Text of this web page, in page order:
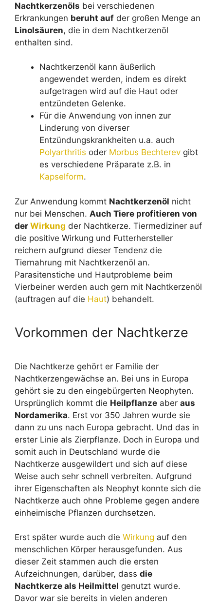
Nachtkerzenöls bei verschiedenen
Erkrankungen beruht auf der großen Menge an
Linolsäuren, die in dem Nachtkerzenöl
enthalten sind.
Nachtkerzenöl kann äußerlich
angewendet werden, indem es direkt
aufgetragen wird auf die Haut oder
entzündeten Gelenke.
Für die Anwendung von innen zur
Linderung von diverser
Entzündungskrankheiten u.a. auch
Polyarthritis oder Morbus Bechterev gibt
es verschiedene Präparate z.B. in
Kapselform.
Zur Anwendung kommt Nachtkerzenöl nicht
nur bei Menschen. Auch Tiere profitieren von
der Wirkung der Nachtkerze. Tiermediziner auf
die positive Wirkung und Futterhersteller
reichern aufgrund dieser Tendenz die
Tiernahrung mit Nachtkerzenöl an.
Parasitenstiche und Hautprobleme beim
Vierbeiner werden auch gern mit Nachtkerzenöl
(auftragen auf die Haut) behandelt.
Vorkommen der Nachtkerze
Die Nachtkerze gehört er Familie der
Nachtkerzengewächse an. Bei uns in Europa
gehört sie zu den eingebürgerten Neophyten.
Ursprünglich kommt die Heilpflanze aber aus
Nordamerika. Erst vor 350 Jahren wurde sie
dann zu uns nach Europa gebracht. Und das in
erster Linie als Zierpflanze. Doch in Europa und
somit auch in Deutschland wurde die
Nachtkerze ausgewildert und sich auf diese
Weise auch sehr schnell verbreiten. Aufgrund
ihrer Eigenschaften als Neophyt konnte sich die
Nachtkerze auch ohne Probleme gegen andere
einheimische Pflanzen durchsetzen.
Erst später wurde auch die Wirkung auf den
menschlichen Körper herausgefunden. Aus
dieser Zeit stammen auch die ersten
Aufzeichnungen, darüber, dass die
Nachtkerze als Heilmittel genutzt wurde.
Davor war sie bereits in vielen anderen